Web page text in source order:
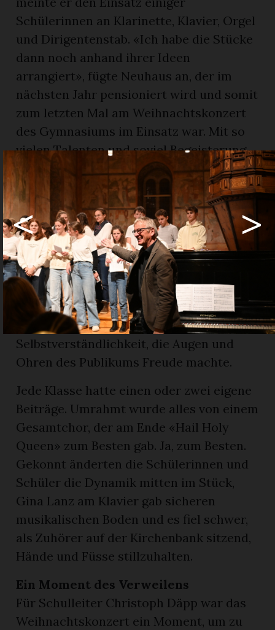
Schülerinnen an Klarinette, Klavier, Orgel
und Dirigentenstab. «Ich habe die Stücke
dann noch anhand ihrer Ideen
arrangiert», fügte Neuhaus an, der im
nächsten Jahr pensioniert wird und somit
zum letzten Mal am Weihnachtskonzert
des Gymnasiums im Einsatz war. Mit so
vielen Talenten und soviel Begeisterung
Musik machen zu dürfen, sei wunderbar.
Heute und gestern
Neben dem «Gloria» und einem
mitreissenden Lied aus dem nicht mehr
ganz neuen Film «Sister Act» stand
modernes Liedgut im Zentrum des
Programms. Rihannas «Snowman» wurde
von einem Quartett intoniert.
Vorgetragen mit einer
Selbstverständlichkeit, die Augen und
Ohren des Publikums Freude machte.
Jede Klasse hatte einen oder zwei eigene
Beiträge. Umrahmt wurde alles von einem
Gesamtchor, der am Ende «Hail Holy
Queen» zum Besten gab. Ja, zum Besten.
Gekonnt änderten die Schülerinnen und
Schüler die Dynamik mitten im Stück,
Gina Lanz am Klavier gab sicheren
musikalischen Boden und es fiel schwer,
als Zuhörer auf der Kirchenbank sitzend,
Hände und Füsse stillzuhalten.
Ein Moment des Verweilens
Für Schulleiter Christoph Däpp war das
Weihnachtskonzert ein Moment, um zu
< >